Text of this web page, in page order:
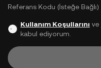
Referans Kodu (İsteğe Bağlı)
Kullanım Koşullarını ve
kabul ediyorum.